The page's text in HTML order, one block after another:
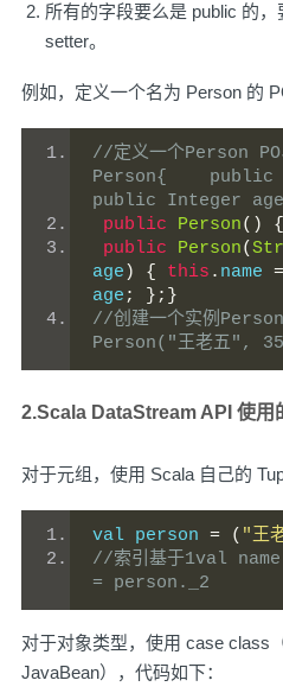
所有的字段要么是 public 的
setter。
例如，定义一个名为 Person 的
//定义一个Person
Person{    public
public Integer
public
Person()
public
Person(
age ) { this . name =
age ;
};}
//创建一个实例
Person("王老五",
2.Scala DataStream API 使用
对于元组，使用 Scala 自己的
val person = ( "王
//索引基于1val
= person._2
对于对象类型，使用 case class
JavaBean），代码如下：